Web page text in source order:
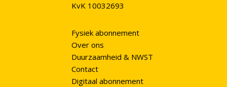
KvK 10032693
Fysiek abonnement
Over ons
Duurzaamheid & NWST
Contact
Digitaal abonnement